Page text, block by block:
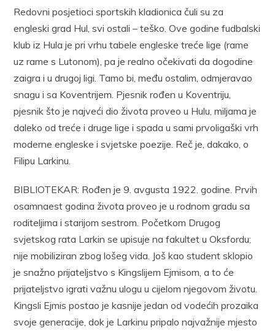
Redovni posjetioci sportskih kladionica čuli su za
engleski grad Hul, svi ostali – teško. Ove godine fudbalski
klub iz Hula je pri vrhu tabele engleske treće lige (rame
uz rame s Lutonom), pa je realno očekivati da dogodine
zaigra i u drugoj ligi. Tamo bi, među ostalim, odmjeravao
snagu i sa Koventrijem. Pjesnik rođen u Koventriju,
pjesnik što je najveći dio života proveo u Hulu, miljama je
daleko od treće i druge lige i spada u sami prvoligaški vrh
moderne engleske i svjetske poezije. Reč je, dakako, o
Filipu Larkinu.
BIBLIOTEKAR: Rođen je 9. avgusta 1922. godine. Prvih
osamnaest godina života proveo je u rodnom gradu sa
roditeljima i starijom sestrom. Početkom Drugog
svjetskog rata Larkin se upisuje na fakultet u Oksfordu;
nije mobiliziran zbog lošeg vida. Još kao student sklopio
je snažno prijateljstvo s Kingslijem Ejmisom, a to će
prijateljstvo igrati važnu ulogu u cijelom njegovom životu.
Kingsli Ejmis postao je kasnije jedan od vodećih prozaika
svoje generacije, dok je Larkinu pripalo najvažnije mjesto